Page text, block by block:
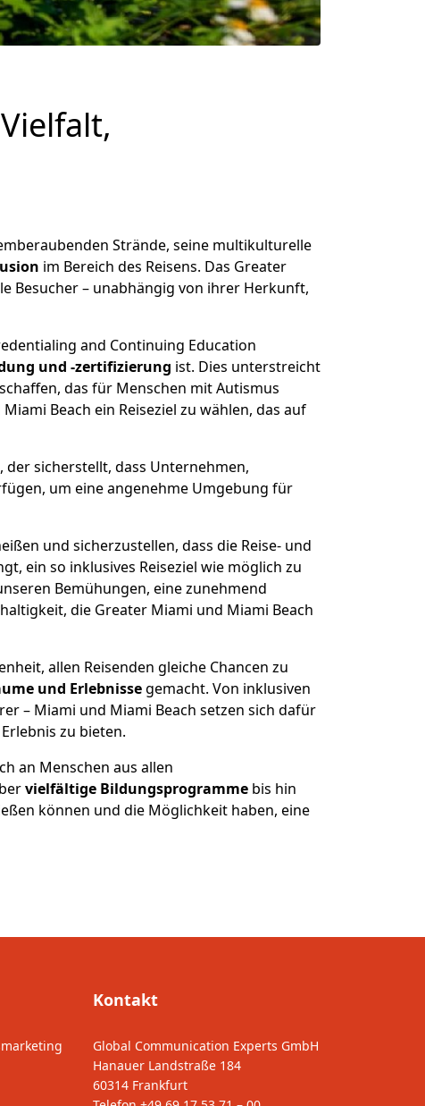
Strände, seine multikulturelle
im Bereich des Reisens. Das Greater
Besucher – unabhängig von ihrer Herkunft,
and Continuing Education
und -zertifizierung ist. Dies unterstreicht
das für Menschen mit Autismus
Beach ein Reiseziel zu wählen, das auf
der sicherstellt, dass Unternehmen,
um eine angenehme Umgebung für
und sicherzustellen, dass die Reise- und
ein so inklusives Reiseziel wie möglich zu
Bemühungen, eine zunehmend
die Greater Miami und Miami Beach
allen Reisenden gleiche Chancen zu
und Erlebnissegemacht. Von inklusiven
– Miami und Miami Beach setzen sich dafür
zu bieten.
an Menschen aus allen
vielfältige Bildungsprogramme bis hin
können und die Möglichkeit haben, eine
Kontakt
Global Communication Experts GmbH
Hanauer Landstraße 184
60314 Frankfurt